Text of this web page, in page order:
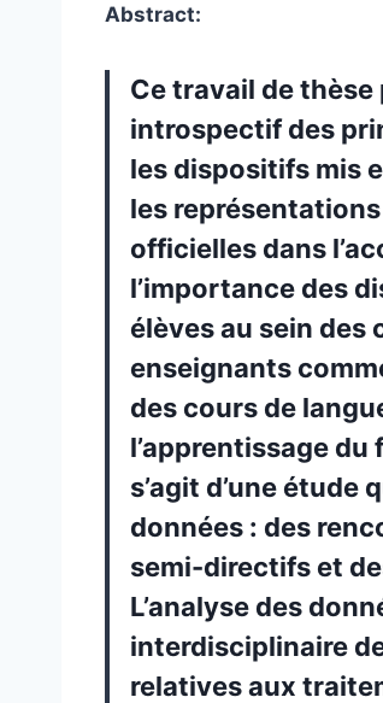
Abstract:
Ce travail de
introspectif des
les dispositifs mis
les
officielles dans
l’importance des
élèves au sein des
enseignants
des cours de
l’apprentissage
s’agit d’une
données : des
semi-directifs et
L’analyse des
interdisciplinaire
relatives aux